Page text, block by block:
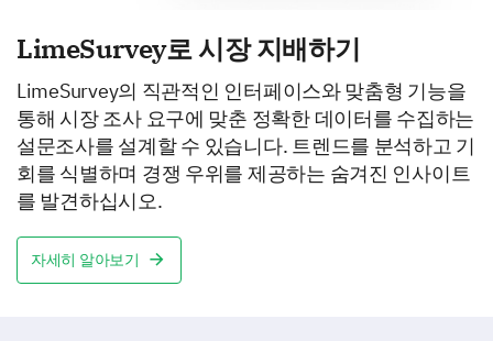
LimeSurvey로 시장 지배하기
LimeSurvey의 직관적인 인터페이스와 맞춤형 기능을
통해 시장 조사 요구에 맞춘 정확한 데이터를 수집하는
설문조사를 설계할 수 있습니다. 트렌드를 분석하고 기
회를 식별하며 경쟁 우위를 제공하는 숨겨진 인사이트
를 발견하십시오.
자세히 알아보기